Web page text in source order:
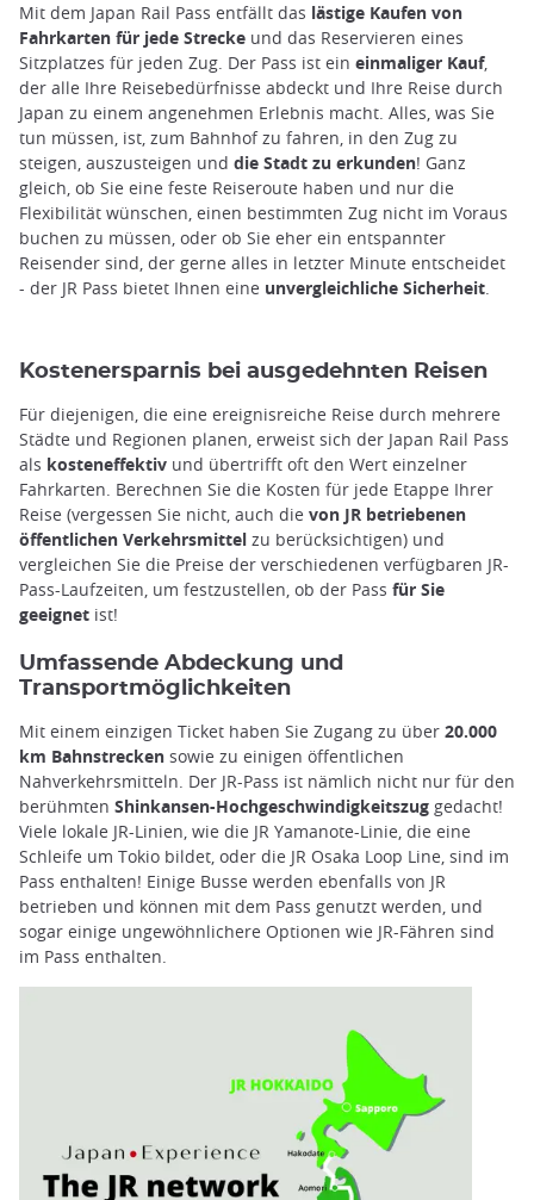
Mit dem Japan Rail Pass entfällt das lästige Kaufen von
Fahrkarten für jede Strecke und das Reservieren eines
Sitzplatzes für jeden Zug. Der Pass ist ein einmaliger Kauf,
der alle Ihre Reisebedürfnisse abdeckt und Ihre Reise durch
Japan zu einem angenehmen Erlebnis macht. Alles, was Sie
tun müssen, ist, zum Bahnhof zu fahren, in den Zug zu
steigen, auszusteigen und die Stadt zu erkunden! Ganz
gleich, ob Sie eine feste Reiseroute haben und nur die
Flexibilität wünschen, einen bestimmten Zug nicht im Voraus
buchen zu müssen, oder ob Sie eher ein entspannter
Reisender sind, der gerne alles in letzter Minute entscheidet
- der JR Pass bietet Ihnen eine unvergleichliche Sicherheit.
Kostenersparnis bei ausgedehnten Reisen
Für diejenigen, die eine ereignisreiche Reise durch mehrere
Städte und Regionen planen, erweist sich der Japan Rail Pass
als kosteneffektiv und übertrifft oft den Wert einzelner
Fahrkarten. Berechnen Sie die Kosten für jede Etappe Ihrer
Reise (vergessen Sie nicht, auch die von JR betriebenen
öffentlichen Verkehrsmittel zu berücksichtigen) und
vergleichen Sie die Preise der verschiedenen verfügbaren JR-
Pass-Laufzeiten, um festzustellen, ob der Pass für Sie
geeignet ist!
Umfassende Abdeckung und
Transportmöglichkeiten
Mit einem einzigen Ticket haben Sie Zugang zu über 20.000
km Bahnstrecken sowie zu einigen öffentlichen
Nahverkehrsmitteln. Der JR-Pass ist nämlich nicht nur für den
berühmten Shinkansen-Hochgeschwindigkeitszug gedacht!
Viele lokale JR-Linien, wie die JR Yamanote-Linie, die eine
Schleife um Tokio bildet, oder die JR Osaka Loop Line, sind im
Pass enthalten! Einige Busse werden ebenfalls von JR
betrieben und können mit dem Pass genutzt werden, und
sogar einige ungewöhnlichere Optionen wie JR-Fähren sind
im Pass enthalten.